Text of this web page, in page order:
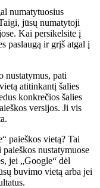
numatytuosius
jūsų numatytoji
Kai persikelsite į
paslaugą ir grįš atgal į
nustatymus, pati
atitinkantį šalies
konkrečios šalies
versijos. Ji vis
paieškos vietą? Tai
nustatymuose
jei „Google“ dėl
buvimo vietą arba jei